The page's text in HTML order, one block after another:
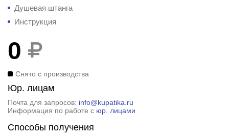
Душевая штанга
Инструкция
0
Снято с производства
Юр. лицам
Почта для запросов: info@kupatika.ru
Информация по работе с юр. лицами
Способы получения